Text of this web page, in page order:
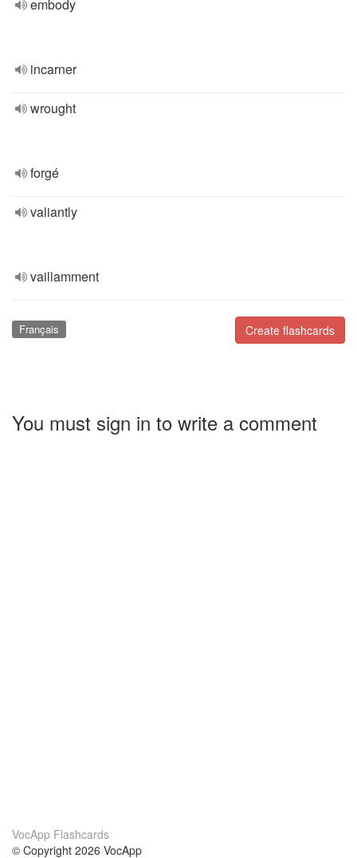
embody
incarner
wrought
forgé
valiantly
vaillamment
Create flashcards
Français
You must sign in to write a comment
VocApp Flashcards
© Copyright 2026 VocApp